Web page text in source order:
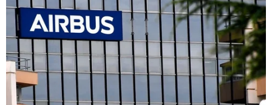
Tuyển Nữ Việt Nam bước ra sân sẵn sàng chinh phục tấm huy
chương Vàng SEA Games 32. (Ảnh: Hoàng Linh/TTXVN)